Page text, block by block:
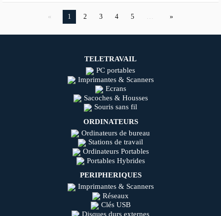
1 2 3 4 5 …
TELETRAVAIL
PC portables
Imprimantes & Scanners
Ecrans
Sacoches & Housses
Souris sans fil
ORDINATEURS
Ordinateurs de bureau
Stations de travail
Ordinateurs Portables
Portables Hybrides
PERIPHERIQUES
Imprimantes & Scanners
Réseaux
Clés USB
Disques durs externes